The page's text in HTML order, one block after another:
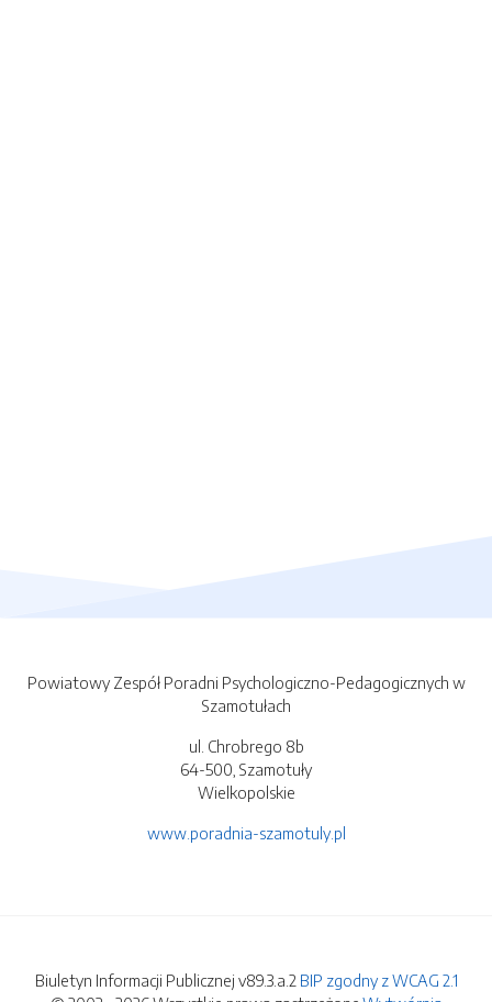
Powiatowy Zespół Poradni Psychologiczno-Pedagogicznych w
Szamotułach
ul. Chrobrego 8b
64-500, Szamotuły
Wielkopolskie
www.poradnia-szamotuly.pl
Biuletyn Informacji Publicznej v89.3.a.2 BIP zgodny z WCAG 2.1